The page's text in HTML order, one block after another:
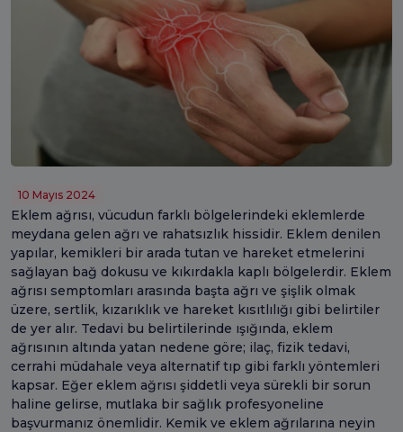
10 Mayıs 2024
Eklem ağrısı, vücudun farklı bölgelerindeki eklemlerde
meydana gelen ağrı ve rahatsızlık hissidir. Eklem denilen
yapılar, kemikleri bir arada tutan ve hareket etmelerini
sağlayan bağ dokusu ve kıkırdakla kaplı bölgelerdir. Eklem
ağrısı semptomları arasında başta ağrı ve şişlik olmak
üzere, sertlik, kızarıklık ve hareket kısıtlılığı gibi belirtiler
de yer alır. Tedavi bu belirtilerinde ışığında, eklem
ağrısının altında yatan nedene göre; ilaç, fizik tedavi,
cerrahi müdahale veya alternatif tıp gibi farklı yöntemleri
kapsar. Eğer eklem ağrısı şiddetli veya sürekli bir sorun
haline gelirse, mutlaka bir sağlık profesyoneline
başvurmanız önemlidir. Kemik ve eklem ağrılarına neyin